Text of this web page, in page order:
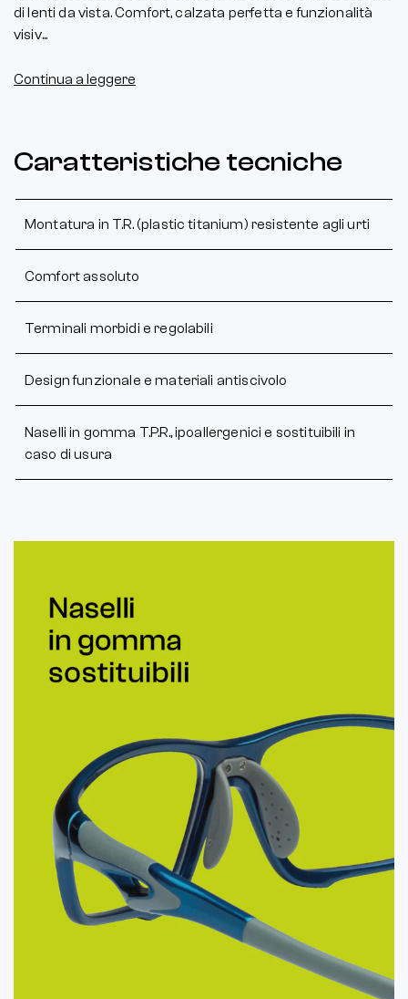
di lenti da vista. Comfort, calzata perfetta e funzionalità
visiv...
Continua a leggere
Caratteristiche tecniche
Montatura in T.R. (plastic titanium) resistente agli urti
Comfort assoluto
Terminali morbidi e regolabili
Design funzionale e materiali antiscivolo
Naselli in gomma T.P.R., ipoallergenici e sostituibili in
caso di usura